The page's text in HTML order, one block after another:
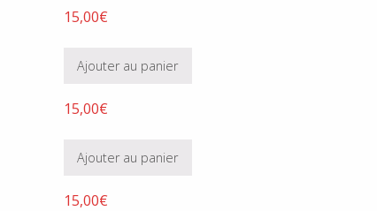
15,00€
Ajouter au panier
15,00€
Ajouter au panier
15,00€